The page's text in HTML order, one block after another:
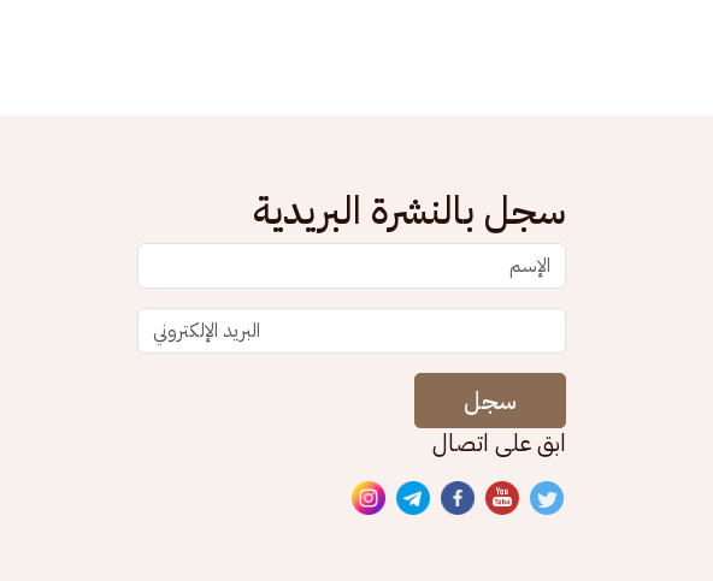
سجل بالنشرة البريدية
سجل
ابق على اتصال